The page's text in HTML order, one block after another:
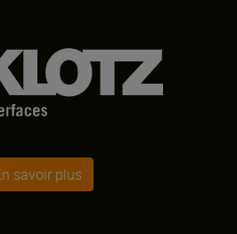
En savoir plus